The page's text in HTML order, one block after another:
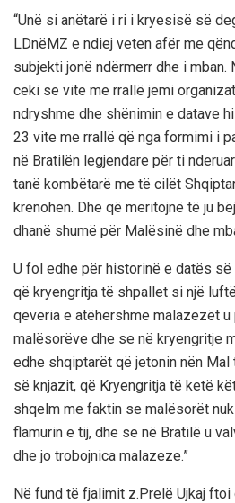
“Unë si anëtarë i ri i kryesisë së
LDnëMZ e ndiej veten afër me
subjekti jonë ndërmerr dhe i mban.
ceki se vite me rrallë jemi
ndryshme dhe shënimin e datave
23 vite me rrallë që nga formimi i
në Bratilën legjendare për ti
tanë kombëtarë me të cilët
krenohen. Dhe që meritojnë të ju
dhanë shumë për Malësinë dhe
U fol edhe për historinë e datës së
që kryengritja të shpallet si një
qeveria e atëhershme malazezët u
malësorëve dhe se në kryengritje
edhe shqiptarët që jetonin nën
së knjazit, që Kryengritja të ketë
shqelm me faktin se malësorët
flamurin e tij, dhe se në Bratilë u
dhe jo trobojnica malazeze.”
Në fund të fjalimit z.Prelë Ujkaj